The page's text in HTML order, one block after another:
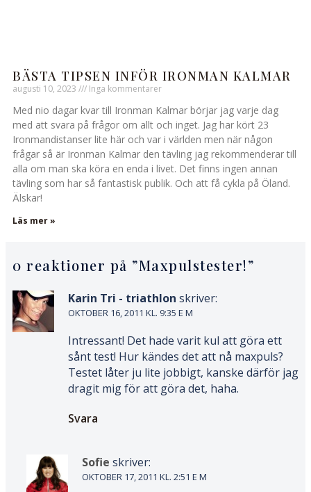
BÄSTA TIPSEN INFÖR IRONMAN KALMAR
augusti 10, 2023 Inga kommentarer
Med nio dagar kvar till Ironman Kalmar börjar jag varje dag
med att svara på frågor om allt och inget. Jag har kört 23
Ironmandistanser lite här och var i världen men när någon
frågar så är Ironman Kalmar den tävling jag rekommenderar till
alla om man ska köra en enda i livet. Det finns ingen annan
tävling som har så fantastisk publik. Och att få cykla på Öland.
Älskar!
Läs mer »
0 reaktioner på ”Maxpulstester!”
Karin Tri - triathlon skriver:
OKTOBER 16, 2011 KL. 9:35 E M
Intressant! Det hade varit kul att göra ett
sånt test! Hur kändes det att nå maxpuls?
Testet låter ju lite jobbigt, kanske därför jag
dragit mig för att göra det, haha.
Svara
Sofie skriver:
OKTOBER 17, 2011 KL. 2:51 E M